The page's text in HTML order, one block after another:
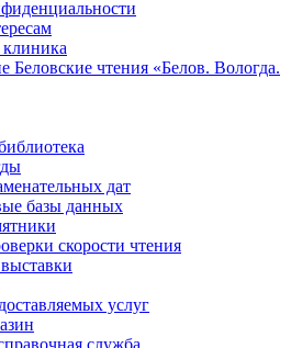
Беловские чтения «Белов. Вологда.
дат
базы данных
скорости чтения
услуг
служба